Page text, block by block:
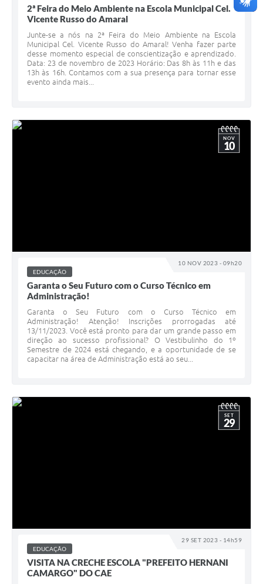
2ª Feira do Meio Ambiente na Escola Municipal Cel.
Vicente Russo do Amaral
Junte-se a nós na 2ª Feira do Meio Ambiente na Escola
Municipal Cel. Vicente Russo do Amaral! Venha fazer parte
desse momento especial de conscientização e aprendizado.
Data: 23 de novembro de 2023 Horário: Das 8h às 11h e das
13h às 16h. Contamos com a sua presença para tornar esse
evento ainda mais...
10 NOV 2023 - 09h20
NOV
10
EDUCAÇÃO
Garanta o Seu Futuro com o Curso Técnico em
Administração!
Garanta o Seu Futuro com o Curso Técnico em
Administração! Atenção! Inscrições prorrogadas até
13/11/2023. Você está pronto para dar um grande passo em
direção ao sucesso profissional? O Vestibulinho do 1º
Semestre de 2024 está chegando, e a oportunidade de se
capacitar na área de Administração está ao seu...
29 SET 2023 - 14h59
SET
29
EDUCAÇÃO
VISITA NA CRECHE ESCOLA "PREFEITO HERNANI
CAMARGO" DO CAE